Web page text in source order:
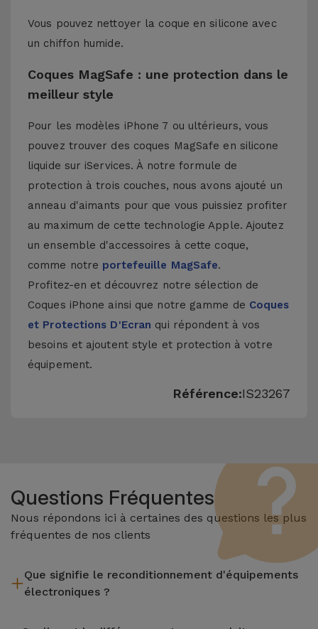
Vous pouvez nettoyer la coque en silicone avec
un chiffon humide.
Coques MagSafe : une protection dans le
meilleur style
Pour les modèles iPhone 7 ou ultérieurs, vous
pouvez trouver des coques MagSafe en silicone
liquide sur iServices. À notre formule de
protection à trois couches, nous avons ajouté un
anneau d'aimants pour que vous puissiez profiter
au maximum de cette technologie Apple. Ajoutez
un ensemble d'accessoires à cette coque,
comme notre portefeuille MagSafe.
Profitez-en et découvrez notre sélection de
Coques iPhone ainsi que notre gamme de Coques
et Protections D'Ecran qui répondent à vos
besoins et ajoutent style et protection à votre
équipement.
Référence:IS23267
Questions Fréquentes
Nous répondons ici à certaines des questions les plus
fréquentes de nos clients
Que signifie le reconditionnement d'équipements
électroniques ?